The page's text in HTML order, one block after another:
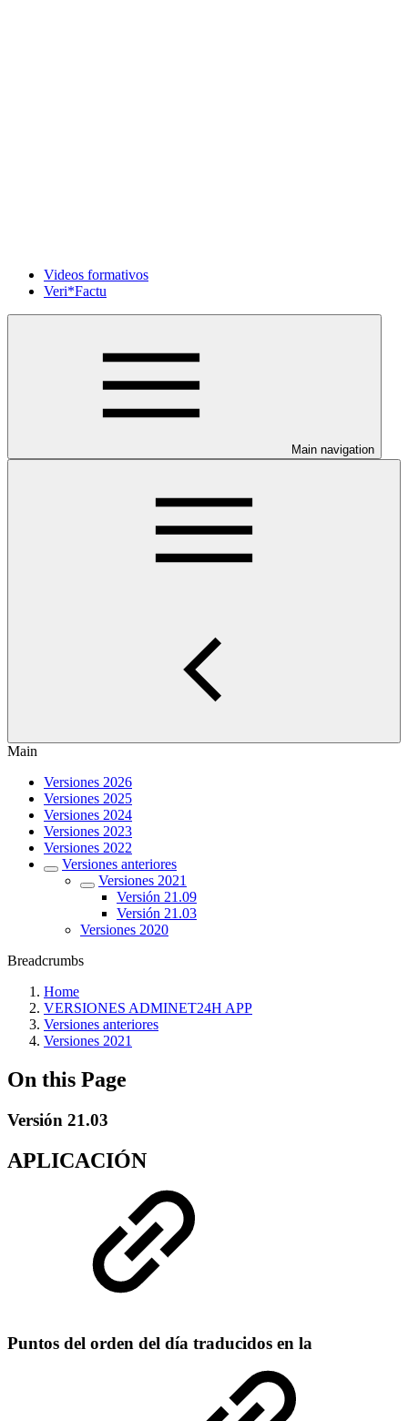
Videos formativos
Veri*Factu
Main navigation
Main
Versiones 2026
Versiones 2025
Versiones 2024
Versiones 2023
Versiones 2022
Versiones anteriores
Versiones 2021
Versión 21.09
Versión 21.03
Versiones 2020
Breadcrumbs
Home
VERSIONES ADMINET24H APP
Versiones anteriores
Versiones 2021
On this Page
Versión 21.03
APLICACIÓN
Puntos del orden del día traducidos en la